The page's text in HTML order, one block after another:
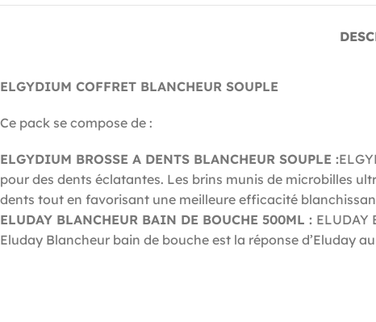
ELGYDIUM COFFRET BLANCHEUR SOUPLE
Ce pack se compose de :
ELGYDIUM BROSSE A DENTS BLANCHEUR SOUPLE :
pour des dents éclatantes. Les brins munis de microbilles
dents tout en favorisant une meilleure efficacité
ELUDAY BLANCHEUR BAIN DE BOUCHE 500ML : ELUDAY
Eluday Blancheur bain de bouche est la réponse d’Eluday